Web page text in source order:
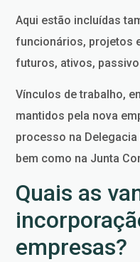
Aqui estão incluídas
funcionários, projetos
futuros, ativos,
Vínculos de trabalho,
mantidos pela nova
processo na
bem como na Junta
Quais as
empresas?